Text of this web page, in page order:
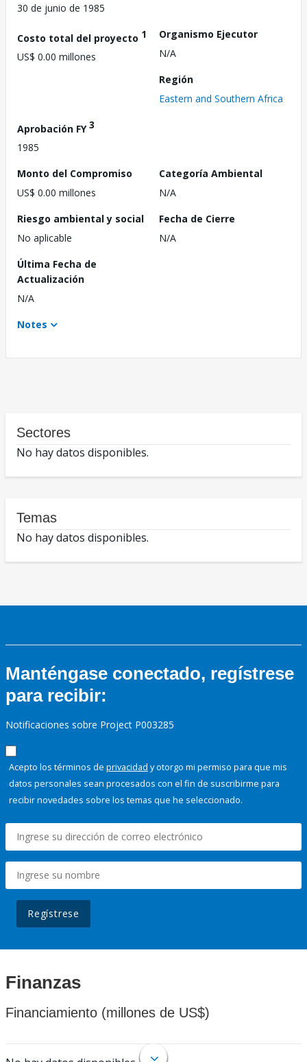
30 de junio de 1985
Costo total del proyecto 1
US$ 0.00 millones
Organismo Ejecutor
N/A
Región
Eastern and Southern Africa
Aprobación FY3
1985
Monto del Compromiso
US$ 0.00 millones
Categoría Ambiental
N/A
Riesgo ambiental y social
No aplicable
Fecha de Cierre
N/A
Última Fecha de
Actualización
N/A
Notes
Sectores
No hay datos disponibles.
Temas
No hay datos disponibles.
Manténgase conectado, regístrese
para recibir:
Notificaciones sobre Project P003285
Acepto los términos de privacidad y otorgo mi permiso para que mis
datos personales sean procesados con el fin de suscribirme para
recibir novedades sobre los temas que he seleccionado.
Regístrese
Finanzas
Financiamiento (millones de US$)